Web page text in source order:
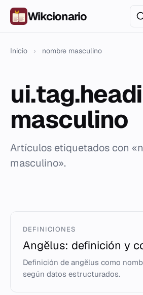
Wikcionario
Inicio › nombre masculino
masculino
Artículos etiquetados con
masculino».
DEFINICIONES
Angĕlus: definición y
Definición de angĕlus como
según datos estructurados.